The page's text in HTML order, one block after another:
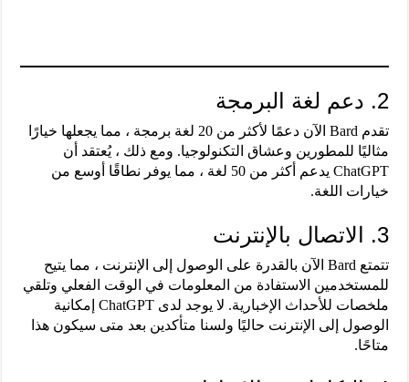
2. دعم لغة البرمجة
تقدم Bard الآن دعمًا لأكثر من 20 لغة برمجة ، مما يجعلها خيارًا
مثاليًا للمطورين وعشاق التكنولوجيا. ومع ذلك ، يُعتقد أن
ChatGPT يدعم أكثر من 50 لغة ، مما يوفر نطاقًا أوسع من
خيارات اللغة.
3. الاتصال بالإنترنت
تتمتع Bard الآن بالقدرة على الوصول إلى الإنترنت ، مما يتيح
للمستخدمين الاستفادة من المعلومات في الوقت الفعلي وتلقي
ملخصات للأحداث الإخبارية. لا يوجد لدى ChatGPT إمكانية
الوصول إلى الإنترنت حاليًا ولسنا متأكدين بعد متى سيكون هذا
متاحًا.